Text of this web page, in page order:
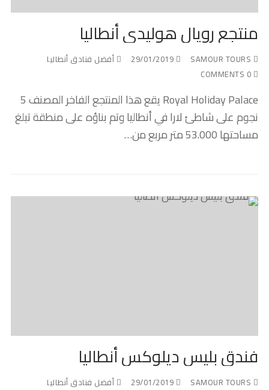
منتجع رويال هوليدي أنطاليا
29/01/2019
أفضل فنادق أنطاليا
Royal Holiday Palace يقع هذا المنتجع الفاخر المصنف 5
نجوم على شاطئ لارا في أنطاليا وتم بناؤه على منطقة تبلغ
مساحتها 53.000 متر مربع من…
فندق بليس ديلوكس أنطاليا
29/01/2019
أفضل فنادق أنطاليا